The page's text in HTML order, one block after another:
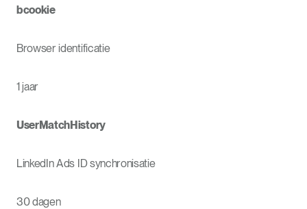
bcookie
Browser identificatie
1 jaar
UserMatchHistory
LinkedIn Ads ID synchronisatie
30 dagen